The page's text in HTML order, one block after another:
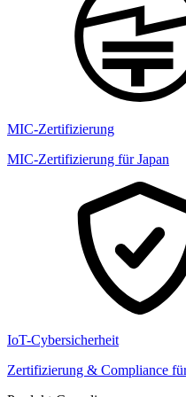
MIC-Zertifizierung
MIC-Zertifizierung für Japan
IoT-Cybersicherheit
Zertifizierung & Compliance